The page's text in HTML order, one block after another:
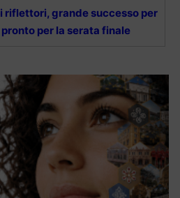
riflettori, grande successo per
per la serata finale